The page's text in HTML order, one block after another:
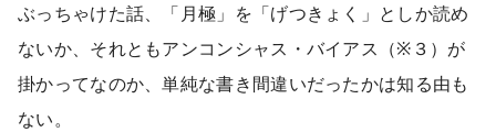
ぶっちゃけた話、「月極」を「げつきょく」としか読め
ないか、それともアンコンシャス・バイアス（※３）が
掛かってなのか、単純な書き間違いだったかは知る由も
ない。